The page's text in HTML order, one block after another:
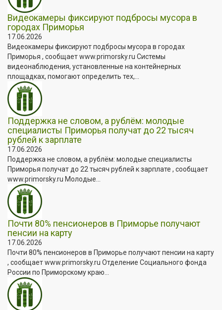
Видеокамеры фиксируют подбросы мусора в
городах Приморья
17.06.2026
Видеокамеры фиксируют подбросы мусора в городах
Приморья , сообщает www.primorsky.ru Системы
видеонаблюдения, установленные на контейнерных
площадках, помогают определить тех,...
Поддержка не словом, а рублём: молодые
специалисты Приморья получат до 22 тысяч
рублей к зарплате
17.06.2026
Поддержка не словом, а рублём: молодые специалисты
Приморья получат до 22 тысяч рублей к зарплате , сообщает
www.primorsky.ru Молодые...
Почти 80% пенсионеров в Приморье получают
пенсии на карту
17.06.2026
Почти 80% пенсионеров в Приморье получают пенсии на карту
, сообщает www.primorsky.ru Отделение Социального фонда
России по Приморскому краю...